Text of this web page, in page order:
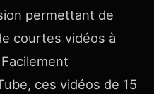
permettant de
courtes vidéos à
ces vidéos de 15